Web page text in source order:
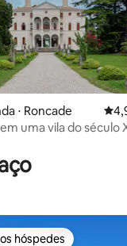
de 5, 224 avaliações
⋅ Roncade
uma vila do século
hóspedes